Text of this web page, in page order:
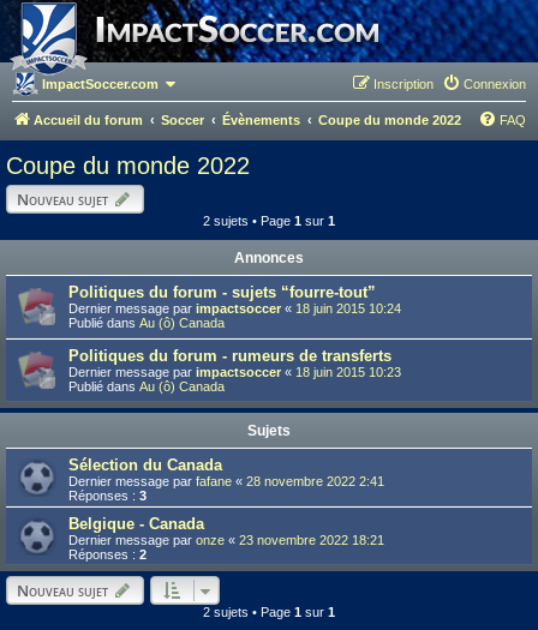
ImpactSoccer.com Connexion
Inscription
Accueil du forum Soccer Évènements Coupe du monde 2022 FAQ
Coupe du monde 2022
Nouveau sujet
2 sujets • Page 1 sur 1
Annonces
Politiques du forum - sujets “fourre-tout”
Dernier message par impactsoccer « 18 juin 2015 10:24
Publié dans Au (ô) Canada
Politiques du forum - rumeurs de transferts
Dernier message par impactsoccer « 18 juin 2015 10:23
Publié dans Au (ô) Canada
Sujets
Sélection du Canada
Dernier message par fafane « 28 novembre 2022 2:41
Réponses : 3
Belgique - Canada
Dernier message par onze « 23 novembre 2022 18:21
Réponses : 2
Nouveau sujet
2 sujets • Page 1 sur 1